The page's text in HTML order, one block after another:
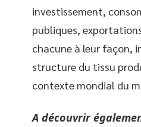
investissement,
publiques,
chacune à leur façon,
structure du tissu
contexte mondial du
A découvrir